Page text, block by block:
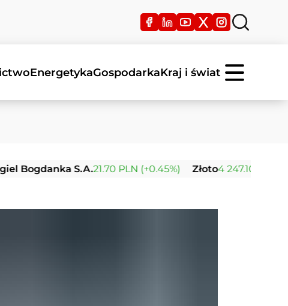
EnergetykaGospodarkaKraj i świat
S.A.21.70 PLN (+0.45%) Złoto4 247.10 USD (0.00%)